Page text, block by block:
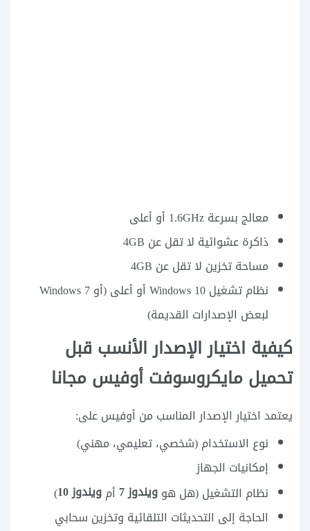
معالج بسرعة 1.6GHz أو أعلى
ذاكرة عشوائية لا تقل عن 4GB
مساحة تخزين لا تقل عن 4GB
نظام تشغيل Windows 10 أو أعلى (أو Windows 7
لبعض الإصدارات القديمة)
كيفية اختيار الإصدار الأنسب قبل
تحميل مايكروسوفت أوفيس مجانا
يعتمد اختيار الإصدار المناسب من أوفيس على:
نوع الاستخدام (شخصي، تعليمي، مهني)
إمكانيات الجهاز
نظام التشغيل (هل هوويندوز 7 أمويندوز 10
)
الحاجة إلى التحديثات التلقائية وتخزين سحابي